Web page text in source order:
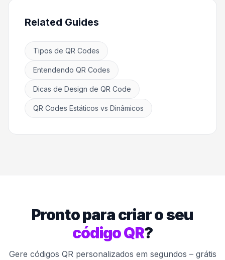
Related Guides
Tipos de QR Codes
Entendendo QR Codes
Dicas de Design de QR Code
QR Codes Estáticos vs Dinâmicos
Pronto para criar o seu
código QR?
Gere códigos QR personalizados em segundos – grátis